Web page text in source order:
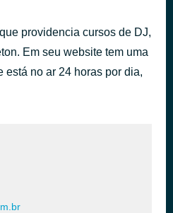
providencia cursos de DJ,
Em seu website tem uma
está no ar 24 horas por dia,